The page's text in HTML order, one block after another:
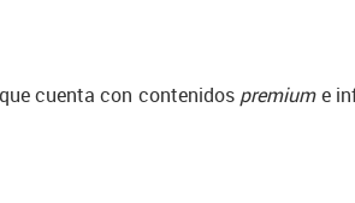
cuenta con contenidos premiume